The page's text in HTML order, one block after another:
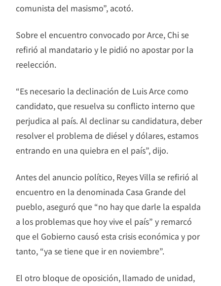
comunista del masismo”, acotó.
Sobre el encuentro convocado por Arce, Chi se
refirió al mandatario y le pidió no apostar por la
reelección.
“Es necesario la declinación de Luis Arce como
candidato, que resuelva su conflicto interno que
perjudica al país. Al declinar su candidatura, deber
resolver el problema de diésel y dólares, estamos
entrando en una quiebra en el país”, dijo.
Antes del anuncio político, Reyes Villa se refirió al
encuentro en la denominada Casa Grande del
pueblo, aseguró que “no hay que darle la espalda
a los problemas que hoy vive el país” y remarcó
que el Gobierno causó esta crisis económica y por
tanto, “ya se tiene que ir en noviembre”.
El otro bloque de oposición, llamado de unidad,